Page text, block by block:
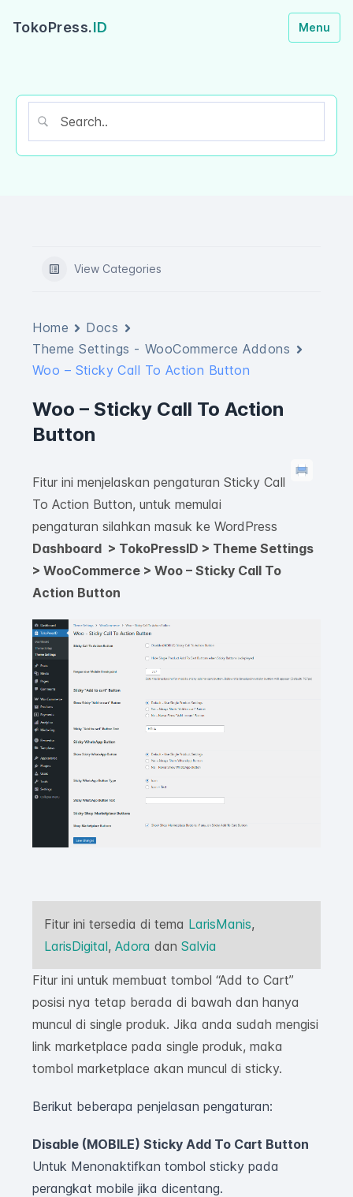
View Categories
Home
Docs
Theme Settings - WooCommerce Addons
Woo – Sticky Call To Action Button
Woo – Sticky Call To Action
Button
Fitur ini menjelaskan pengaturan Sticky Call
To Action Button, untuk memulai
pengaturan silahkan masuk ke WordPress
Dashboard > TokoPressID > Theme Settings
> WooCommerce > Woo – Sticky Call To
Action Button
Fitur ini tersedia di tema LarisManis,
LarisDigital, Adora dan Salvia
Fitur ini untuk membuat tombol “Add to Cart”
posisi nya tetap berada di bawah dan hanya
muncul di single produk. Jika anda sudah mengisi
link marketplace pada single produk, maka
tombol marketplace akan muncul di sticky.
Berikut beberapa penjelasan pengaturan:
Disable (MOBILE) Sticky Add To Cart Button
Untuk Menonaktifkan tombol sticky pada
perangkat mobile jika dicentang.
TokoPress.ID Menu